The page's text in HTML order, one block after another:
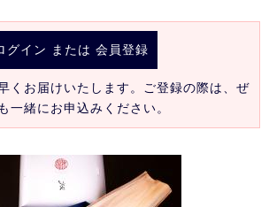
グイン または 会員登録
くお届けいたします。ご登録の際は、ぜ
一緒にお申込みください。